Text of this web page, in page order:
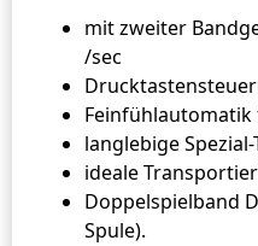
mit zweiter
/sec
langlebige
ideale
Doppelspielband
Spule).